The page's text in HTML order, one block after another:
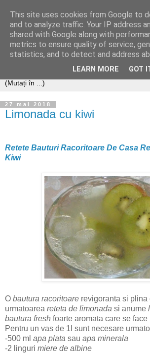
27 mai 2018
Limonada cu kiwi
Retete Bauturi Racoritoare De Casa
Kiwi
O bautura racoritoare revigoranta si
urmatoarea reteta de limonada si anume
bautura fresh foarte aromata care se
Pentru un vas de 1l sunt necesare
-500 ml apa plata sau apa minerala
-2 linguri miere de albine
This site uses cookies from Google to
and to analyze traffic. Your IP address
shared with Google along with
metrics to ensure quality of service,
statistics, and to detect and address
LEARN MORE GOT